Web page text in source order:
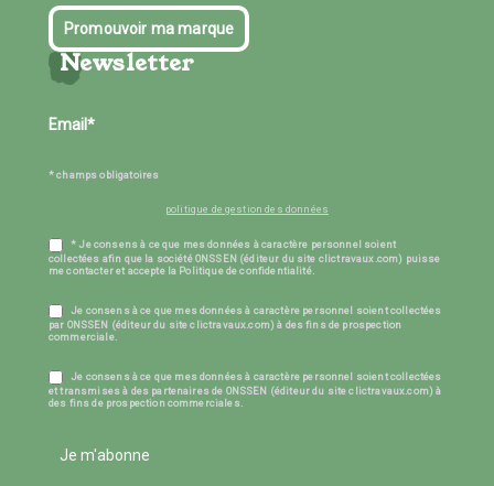
Promouvoir ma marque
Newsletter
* champs obligatoires
politique de gestion des données
* Je consens à ce que mes données à caractère personnel soient
collectées afin que la société ONSSEN (éditeur du site clictravaux.com) puisse
me contacter et accepte la Politique de confidentialité.
Je consens à ce que mes données à caractère personnel soient collectées
par ONSSEN (éditeur du site clictravaux.com) à des fins de prospection
commerciale.
Je consens à ce que mes données à caractère personnel soient collectées
et transmises à des partenaires de ONSSEN (éditeur du site clictravaux.com) à
des fins de prospection commerciales.
Je m'abonne